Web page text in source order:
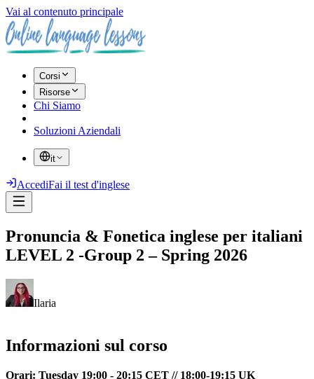
Vai al contenuto principale
Corsi
Risorse
Chi Siamo
Soluzioni Aziendali
it
AccediFai il test d'inglese
Pronuncia & Fonetica inglese per italiani
LEVEL 2 -Group 2 – Spring 2026
Ilaria
Informazioni sul corso
Orari: Tuesday 19:00 - 20:15 CET // 18:00-19:15 UK